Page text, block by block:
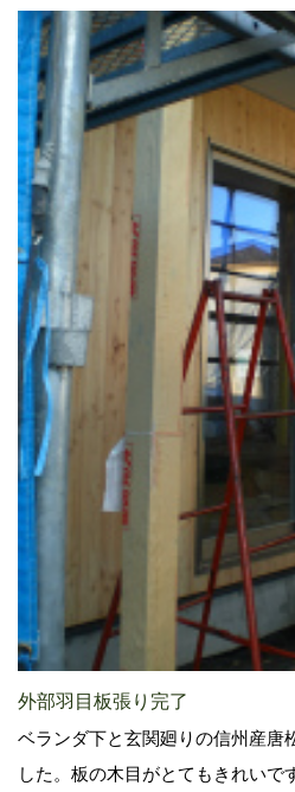
外部羽目板張り完了
ベランダ下と玄関廻りの信州産唐
した。板の木目がとてもきれいで